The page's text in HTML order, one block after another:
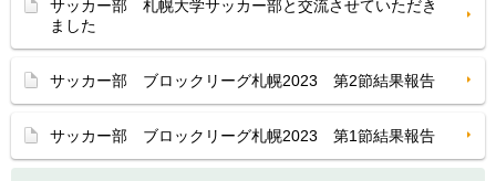
サッカー部 札幌大学サッカー部と交流させていただき
ました
サッカー部 ブロックリーグ札幌2023 第2節結果報告
サッカー部 ブロックリーグ札幌2023 第1節結果報告